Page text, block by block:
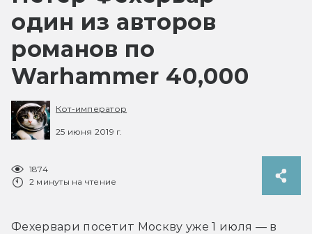
один из авторов
романов по
Warhammer 40,000
Кот-император
25 июня 2019 г.
1874
2 минуты на чтение
Фехервари посетит Москву уже 1 июля — в